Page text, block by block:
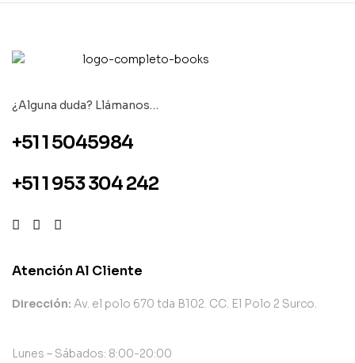
¿Alguna duda? Llámanos…
+51 1 5045984
+51 1 953 304 242
Atención Al Cliente
Dirección: Av. el polo 670 tda B102. CC. El Polo 2 Surco.
Lunes – Sábados: 8:00-20:00